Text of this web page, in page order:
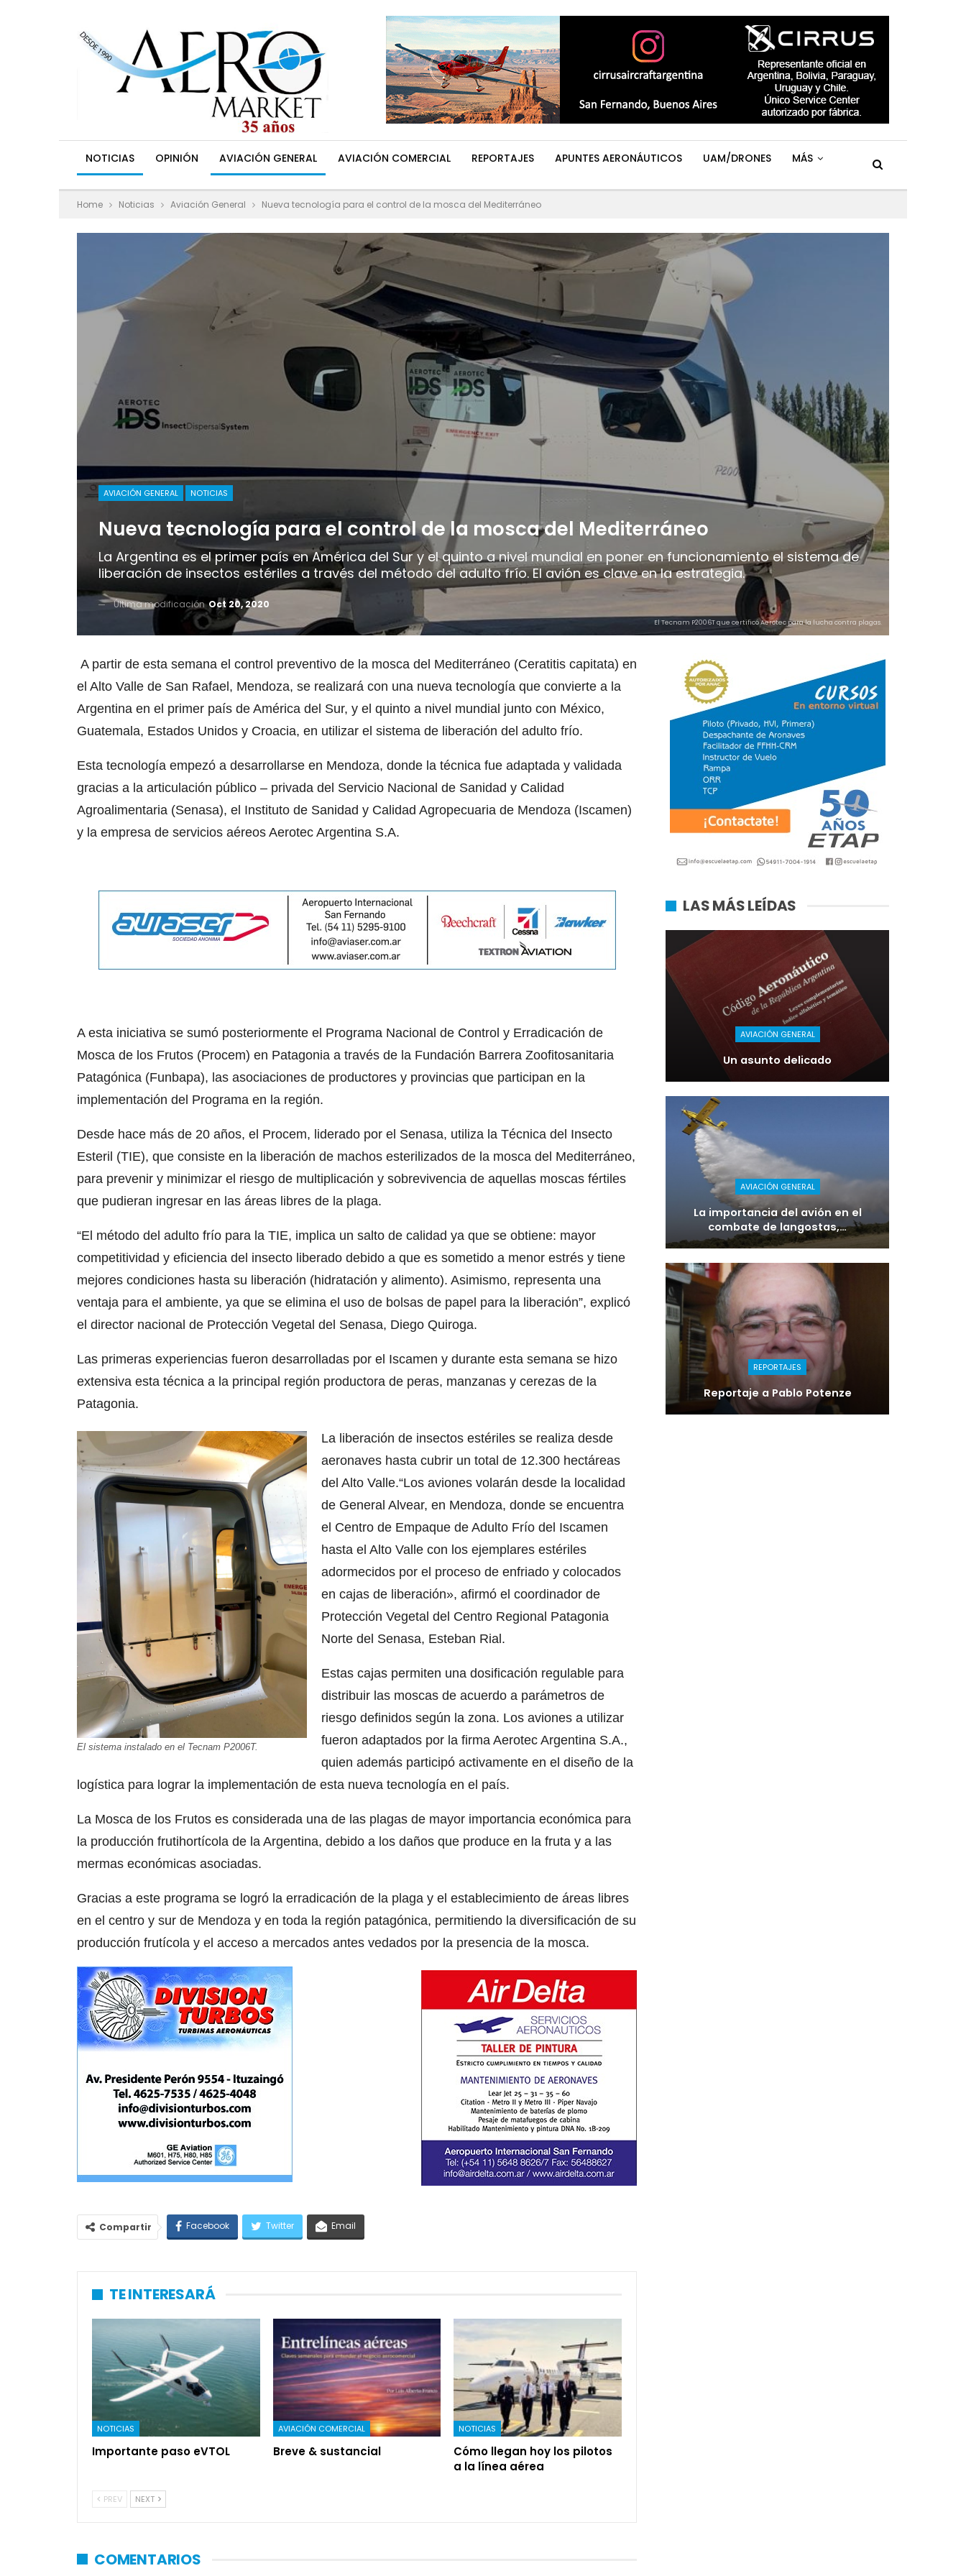
NOTICIAS OPINIÓN AVIACIÓN GENERAL AVIACIÓN COMERCIAL REPORTAJES APUNTES AERONÁUTICOS UAM/DRONES MÁS
Home Noticias Aviación General Nueva tecnología para el control de la mosca del Mediterráneo
AVIACIÓN GENERAL NOTICIAS
Nueva tecnología para el control de la mosca del Mediterráneo
La Argentina es el primer país en América del Sur y el quinto a nivel mundial en poner en funcionamiento el sistema de
liberación de insectos estériles a través del método del adulto frío. El avión es clave en la estrategia.
Última modificaciónOct 20, 2020
El Tecnam P2006T que certificó Aerotec para la lucha contra plagas.
A partir de esta semana el control preventivo de la mosca del Mediterráneo (Ceratitis capitata) en
el Alto Valle de San Rafael, Mendoza, se realizará con una nueva tecnología que convierte a la
Argentina en el primer país de América del Sur, y el quinto a nivel mundial junto con México,
Guatemala, Estados Unidos y Croacia, en utilizar el sistema de liberación del adulto frío.
Esta tecnología empezó a desarrollarse en Mendoza, donde la técnica fue adaptada y validada
gracias a la articulación público – privada del Servicio Nacional de Sanidad y Calidad
Agroalimentaria (Senasa), el Instituto de Sanidad y Calidad Agropecuaria de Mendoza (Iscamen)
y la empresa de servicios aéreos Aerotec Argentina S.A.
A esta iniciativa se sumó posteriormente el Programa Nacional de Control y Erradicación de
Mosca de los Frutos (Procem) en Patagonia a través de la Fundación Barrera Zoofitosanitaria
Patagónica (Funbapa), las asociaciones de productores y provincias que participan en la
implementación del Programa en la región.
Desde hace más de 20 años, el Procem, liderado por el Senasa, utiliza la Técnica del Insecto
Esteril (TIE), que consiste en la liberación de machos esterilizados de la mosca del Mediterráneo,
para prevenir y minimizar el riesgo de multiplicación y sobrevivencia de aquellas moscas fértiles
que pudieran ingresar en las áreas libres de la plaga.
“El método del adulto frío para la TIE, implica un salto de calidad ya que se obtiene: mayor
competitividad y eficiencia del insecto liberado debido a que es sometido a menor estrés y tiene
mejores condiciones hasta su liberación (hidratación y alimento). Asimismo, representa una
ventaja para el ambiente, ya que se elimina el uso de bolsas de papel para la liberación”, explicó
el director nacional de Protección Vegetal del Senasa, Diego Quiroga.
Las primeras experiencias fueron desarrolladas por el Iscamen y durante esta semana se hizo
extensiva esta técnica a la principal región productora de peras, manzanas y cerezas de la
Patagonia.
El sistema instalado en el Tecnam P2006T.
La liberación de insectos estériles se realiza desde
aeronaves hasta cubrir un total de 12.300 hectáreas
del Alto Valle.“Los aviones volarán desde la localidad
de General Alvear, en Mendoza, donde se encuentra
el Centro de Empaque de Adulto Frío del Iscamen
hasta el Alto Valle con los ejemplares estériles
adormecidos por el proceso de enfriado y colocados
en cajas de liberación», afirmó el coordinador de
Protección Vegetal del Centro Regional Patagonia
Norte del Senasa, Esteban Rial.
Estas cajas permiten una dosificación regulable para
distribuir las moscas de acuerdo a parámetros de
riesgo definidos según la zona. Los aviones a utilizar
fueron adaptados por la firma Aerotec Argentina S.A.,
quien además participó activamente en el diseño de la
logística para lograr la implementación de esta nueva tecnología en el país.
La Mosca de los Frutos es considerada una de las plagas de mayor importancia económica para
la producción frutihortícola de la Argentina, debido a los daños que produce en la fruta y a las
mermas económicas asociadas.
Gracias a este programa se logró la erradicación de la plaga y el establecimiento de áreas libres
en el centro y sur de Mendoza y en toda la región patagónica, permitiendo la diversificación de su
producción frutícola y el acceso a mercados antes vedados por la presencia de la mosca.
Compartir Facebook Twitter Email
TE INTERESARÁ
NOTICIAS
Importante paso eVTOL
AVIACIÓN COMERCIAL
Breve & sustancial
NOTICIAS
Cómo llegan hoy los pilotos
a la línea aérea
PREV NEXT
COMENTARIOS
LAS MÁS LEÍDAS
AVIACIÓN GENERAL
Un asunto delicado
AVIACIÓN GENERAL
La importancia del avión en el
combate de langostas,…
REPORTAJES
Reportaje a Pablo Potenze